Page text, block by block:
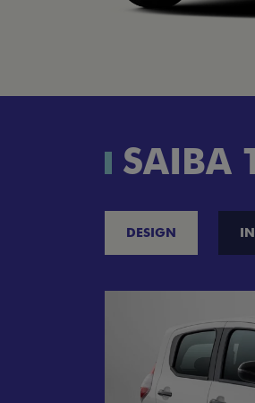
SAIBA
DESIGN